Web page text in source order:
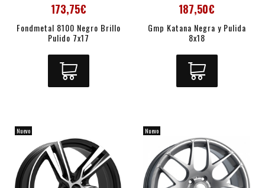
173,75€
Fondmetal 8100 Negro Brillo
Pulido 7x17
187,50€
Gmp Katana Negra y Pulida
8x18
Nuevo Nuevo